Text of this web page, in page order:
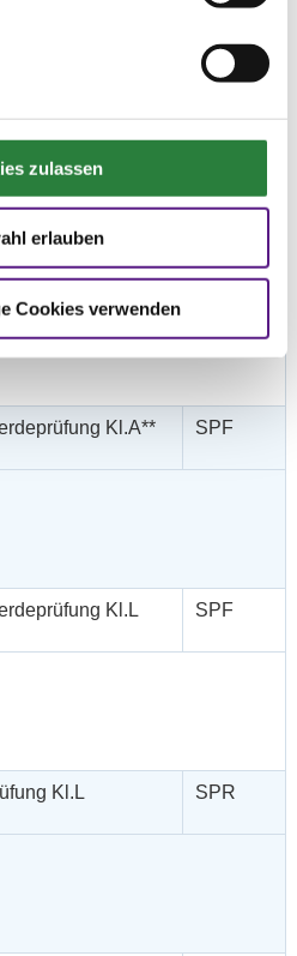
zulassen
erlauben
Cookies verwenden
Kl.A*
Kl.A** SPF
Kl.L SPF
Kl.L SPR